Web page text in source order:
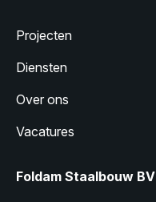
Projecten
Diensten
Over ons
Vacatures
Foldam Staalbouw BV